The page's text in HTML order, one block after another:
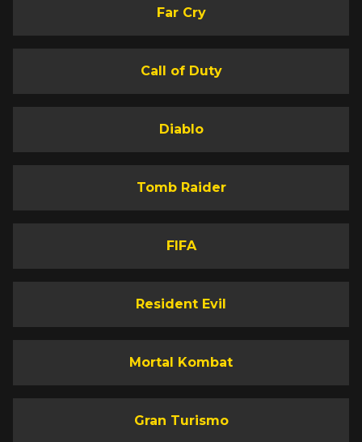
Far Cry
Call of Duty
Diablo
Tomb Raider
FIFA
Resident Evil
Mortal Kombat
Gran Turismo